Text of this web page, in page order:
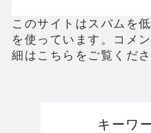
このサイトはスパムを
を使っています。 コメ
細はこちらをご覧くだ
キーワ